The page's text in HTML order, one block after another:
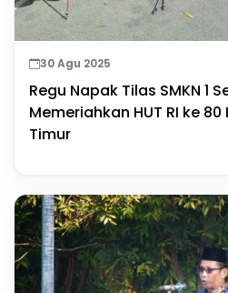
30 Agu 2025
Regu Napak Tilas SMKN 1
Memeriahkan HUT RI ke
Timur